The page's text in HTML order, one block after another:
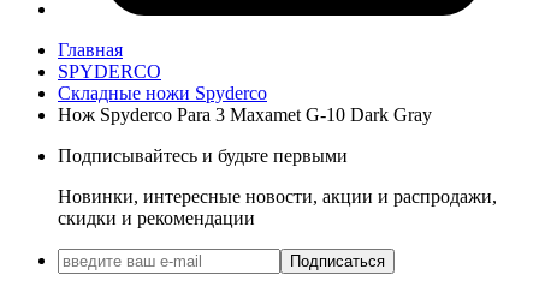
Главная
SPYDERCO
Складные ножи Spyderco
Нож Spyderco Para 3 Maxamet G-10 Dark Gray
Подписывайтесь и будьте первыми
Новинки, интересные новости, акции и распродажи,
скидки и рекомендации
Подписаться